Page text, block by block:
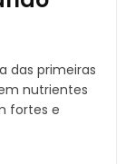
das primeiras
nutrientes
fortes e